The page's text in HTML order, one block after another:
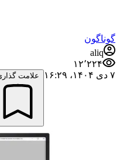
گوناگون
aliq
۱۲٬۲۲۴
۷ دی ۱۴۰۴،‏ ۱۶:۲۹
علامت